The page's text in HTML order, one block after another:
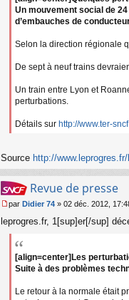
Un mouvement social de
d’embauches de
Selon la direction régionale
De sept à neuf trains
Un train entre Lyon et
perturbations.
Détails sur http://www.ter-
Source http://
Revue de presse
e
s
par Didier 74 » 02 déc. 2012,
leprogres.fr, 1[sup]er[/sup]
[align=center]Les
Suite à des problèmes
Le retour à la normale était